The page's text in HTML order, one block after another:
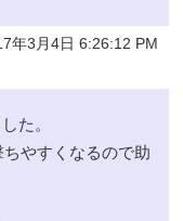
年3月4日 6:26:12 PM
た。
やすくなるので助